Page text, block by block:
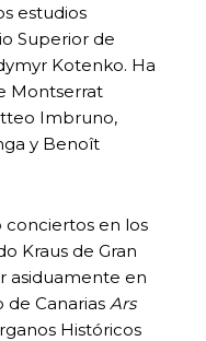
estudios
Superior de
Kotenko. Ha
Montserrat
Imbruno,
y Benoît
en los
Kraus de Gran
asiduamente en
de Canarias Ars
Históricos